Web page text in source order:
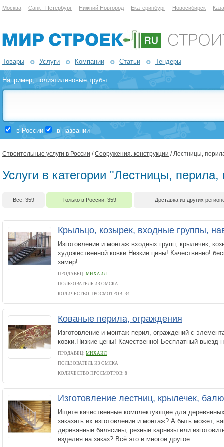
Москва Санкт-Петербург Нижний Новгород Екатеринбург Новосибирск
Товары Услуги Компании Статьи Тендеры
Например,полиэтиленовые трубы
в России в названии
Строительные услуги в России /Сооружения, конструкции / Лестницы,
Услуги в категории "Лестницы,
Все, 359 Только в России, 359 Доставка из других
Крыльцо, козырек, входные группы,
Изготовление и монтаж входных групп, крылечек,
художественной ковки.Низкие цены! Качественно!
замер!
ПРОДАВЕЦ: МИХАИЛ
ПОЛЬЗОВАТЕЛЬ ИЗ ОМСКА
КОЛИЧЕСТВО ПРОСМОТРОВ: 34
Кованые перила, ограждения
Изготовление и монтаж перил, ограждений с
ковки.Низкие цены! Качественно! Бесплатный выезд
ПРОДАВЕЦ: МИХАИЛ
ПОЛЬЗОВАТЕЛЬ ИЗ ОМСКА
КОЛИЧЕСТВО ПРОСМОТРОВ: 8
Изготовление лестниц, крылечек,
Ищете качественные комплектующие для
заказать их изготовление и монтаж? А быть может,
деревянные балясины, резные карнизы или
изделия на заказ? Всё это и многое другое...